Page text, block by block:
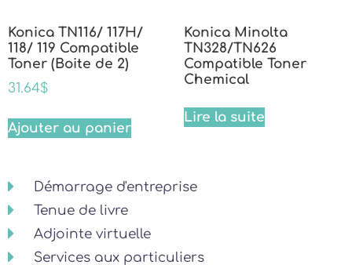
Konica TN116/ 117H/
118/ 119 Compatible
Toner (Boite de 2)
31.64$
Ajouter au panier
Konica Minolta
TN328/TN626
Compatible Toner
Chemical
Lire la suite
Démarrage d'entreprise
Tenue de livre
Adjointe virtuelle
Services aux particuliers